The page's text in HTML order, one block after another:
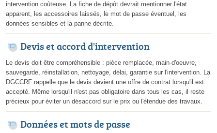
intervention coûteuse. La fiche de dépôt devrait mentionner l'état
apparent, les accessoires laissés, le mot de passe éventuel, les
données sensibles et la panne décrite.
Devis et accord d'intervention
Le devis doit être compréhensible : pièce remplacée, main-d'oeuvre,
sauvegarde, réinstallation, nettoyage, délai, garantie sur l'intervention. La
DGCCRF rappelle que le devis devient une offre de contrat lorsqu'il est
accepté. Même lorsqu'il n'est pas obligatoire dans tous les cas, il reste
précieux pour éviter un désaccord sur le prix ou l'étendue des travaux.
Données et mots de passe